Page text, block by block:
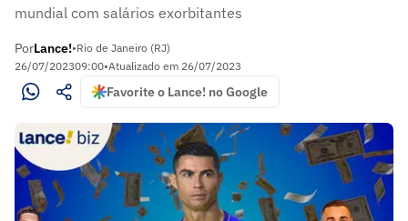
mundial com salários exorbitantes
PorLance!•Rio de Janeiro (RJ)
26/07/202309:00•Atualizado em 26/07/2023
Favorite o Lance! no Google